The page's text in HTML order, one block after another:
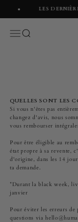
LES
MenuRecherche
QUELLES SONT LES
Si vous n'êtes pas
changez d'avis, nous
vous rembourser
Pour être éligible au
état propre à sa revente,
d'origine, dans les 14
ta demande.
*Durant la black week,
janvier
Pour éviter les erreurs
questions via